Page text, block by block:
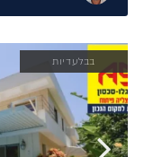
בבלעדיות